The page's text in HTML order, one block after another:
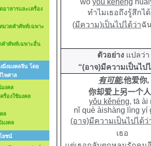
อาหารและเครื่อง
มวดคำศัพท์เฉพาะ
คำศัพท์เฉพาะอื่น
มิ่งมงคลจีน โดย
ไพศาล
งคล
รื่องใช้มงคล
ล
งคล
ยชน์
wǒ yǒu kěnéng
ทำไมเธอถึงรู้สึกไ
(มีความ)เป็นไปได้ว่าฉั
ตัวอย่าง แปลว่า
“(อาจ)มีความเป็นไป
有可能,他爱你,
你却爱上另一个
yǒu kěnéng, tā ài
nǐ què àishàng lìng yí
(อาจ)มีความเป็นไปได้ว่
เธอ